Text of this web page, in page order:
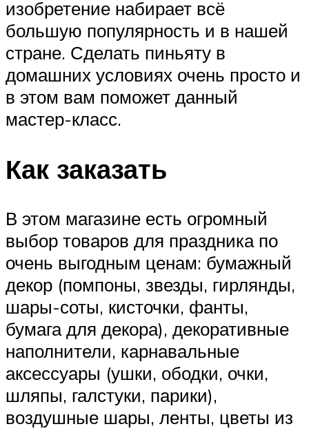
изобретение набирает всё
большую популярность и в нашей
стране. Сделать пиньяту в
домашних условиях очень просто и
в этом вам поможет данный
мастер-класс.
Как заказать
В этом магазине есть огромный
выбор товаров для праздника по
очень выгодным ценам: бумажный
декор (помпоны, звезды, гирлянды,
шары-соты, кисточки, фанты,
бумага для декора), декоративные
наполнители, карнавальные
аксессуары (ушки, ободки, очки,
шляпы, галстуки, парики),
воздушные шары, ленты, цветы из